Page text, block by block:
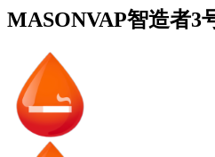
MASONVAP智造者3